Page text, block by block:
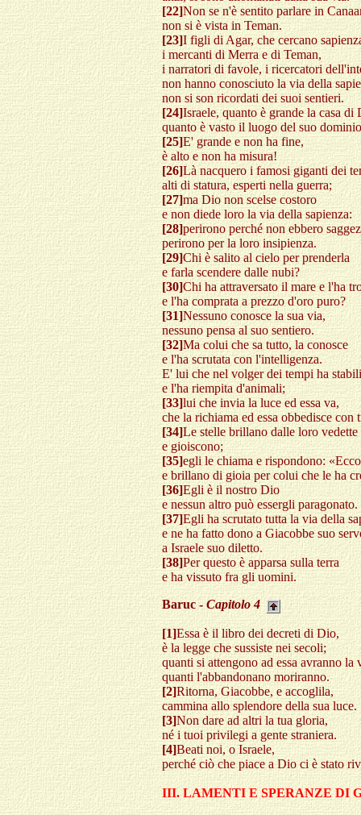
[22]Non se n'è sentito parlare in
non si è vista in Teman.
[23]I figli di Agar, che cercano
i mercanti di Merra e di Teman,
i narratori di favole, i ricercatori
non hanno conosciuto la via della
non si son ricordati dei suoi sentieri.
[24]Israele, quanto è grande la casa di
quanto è vasto il luogo del suo
[25]E' grande e non ha fine,
è alto e non ha misura!
[26]Là nacquero i famosi giganti dei
alti di statura, esperti nella guerra;
[27]ma Dio non scelse costoro
e non diede loro la via della sapienza:
[28]perirono perché non ebbero
perirono per la loro insipienza.
[29]Chi è salito al cielo per prenderla
e farla scendere dalle nubi?
[30]Chi ha attraversato il mare e l'ha
e l'ha comprata a prezzo d'oro puro?
[31]Nessuno conosce la sua via,
nessuno pensa al suo sentiero.
[32]Ma colui che sa tutto, la conosce
e l'ha scrutata con l'intelligenza.
E' lui che nel volger dei tempi ha
e l'ha riempita d'animali;
[33]lui che invia la luce ed essa va,
che la richiama ed essa obbedisce con
[34]Le stelle brillano dalle loro vedette
e gioiscono;
[35]egli le chiama e rispondono:
e brillano di gioia per colui che le ha
[36]Egli è il nostro Dio
e nessun altro può essergli paragonato.
[37]Egli ha scrutato tutta la via della
e ne ha fatto dono a Giacobbe suo
a Israele suo diletto.
[38]Per questo è apparsa sulla terra
e ha vissuto fra gli uomini.
Baruc - Capitolo 4
[1]Essa è il libro dei decreti di Dio,
è la legge che sussiste nei secoli;
quanti si attengono ad essa avranno la
quanti l'abbandonano moriranno.
[2]Ritorna, Giacobbe, e accoglila,
cammina allo splendore della sua luce.
[3]Non dare ad altri la tua gloria,
né i tuoi privilegi a gente straniera.
[4]Beati noi, o Israele,
perché ciò che piace a Dio ci è stato
III. LAMENTI E SPERANZE DI